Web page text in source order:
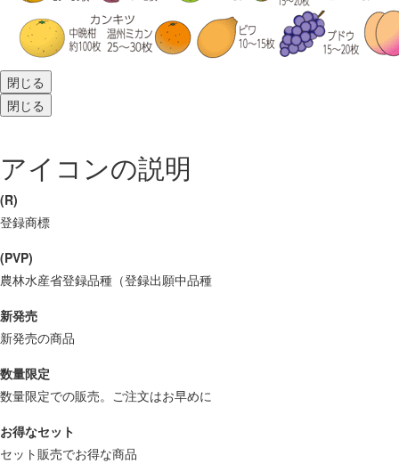
閉じる
閉じる
アイコンの説明
(R)
登録商標
(PVP)
農林水産省登録品種（登録出願中品種
新発売
新発売の商品
数量限定
数量限定での販売。ご注文はお早めに
お得なセット
セット販売でお得な商品